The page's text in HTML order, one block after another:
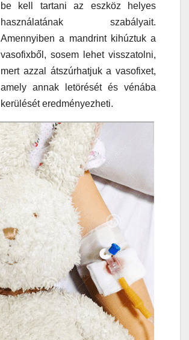
be kell tartani az eszköz helyes
használatának szabályait.
Amennyiben a mandrint kihúztuk a
vasofixből, sosem lehet visszatolni,
mert azzal átszúrhatjuk a vasofixet,
amely annak letörését és vénába
kerülését eredményezheti.